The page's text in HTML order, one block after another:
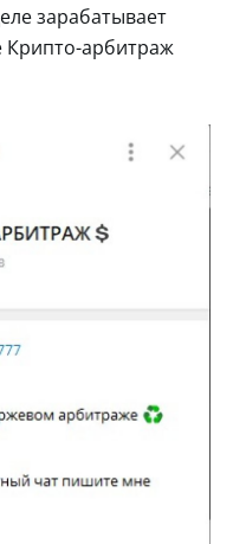
зарабатывает
Крипто-арбитраж